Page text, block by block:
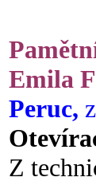
Emila
Peruc,
Z